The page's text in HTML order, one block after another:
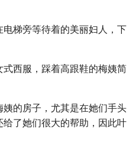
梯旁等待着的美丽妇人，下
西服，踩着高跟鞋的梅姨简
的房子，尤其是在她们手头
了她们很大的帮助，因此叶